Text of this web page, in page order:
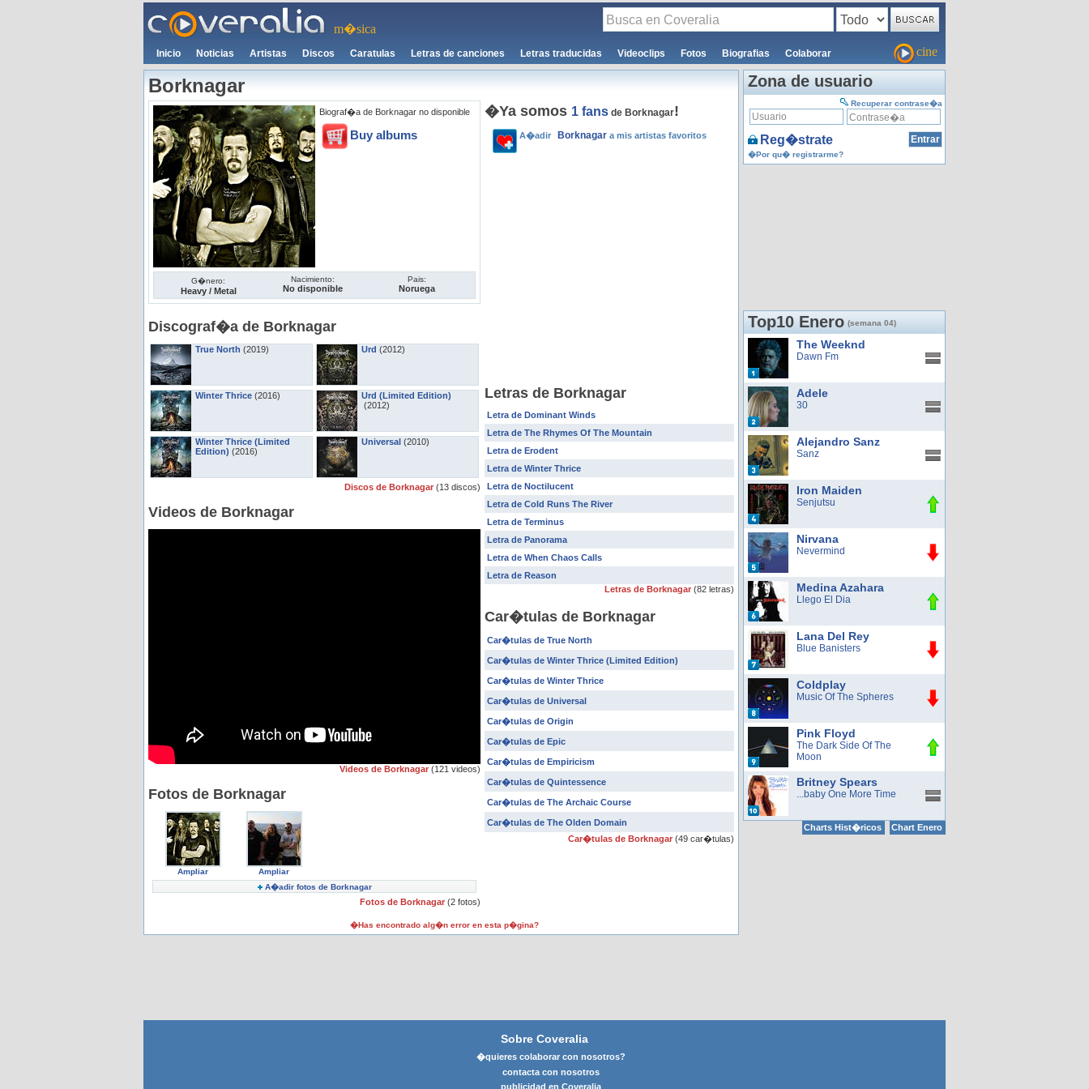
m�sica
Inicio Noticias Artistas Discos Caratulas Letras de canciones Letras traducidas Videoclips Fotos Biografias Colaborar cine
Borknagar
Biograf�a de Borknagar no disponible
Buy albums
G�nero:
Heavy / Metal
Nacimiento:
No disponible
Pais:
Noruega
Discograf�a de Borknagar
True North (2019)
Winter Thrice (2016)
Winter Thrice (Limited
Edition) (2016)
Urd (2012)
Urd (Limited Edition)
(2012)
Universal (2010)
Discos de Borknagar (13 discos)
Videos de Borknagar
Videos de Borknagar (121 videos)
Fotos de Borknagar
Ampliar
Ampliar
A�adir fotos de Borknagar
Fotos de Borknagar (2 fotos)
�Ya somos 1 fans de Borknagar!
A�adir Borknagar a mis artistas favoritos
Letras de Borknagar
Letra de Dominant Winds
Letra de The Rhymes Of The Mountain
Letra de Erodent
Letra de Winter Thrice
Letra de Noctilucent
Letra de Cold Runs The River
Letra de Terminus
Letra de Panorama
Letra de When Chaos Calls
Letra de Reason
Letras de Borknagar (82 letras)
Car�tulas de Borknagar
Car�tulas de True North
Car�tulas de Winter Thrice (Limited Edition)
Car�tulas de Winter Thrice
Car�tulas de Universal
Car�tulas de Origin
Car�tulas de Epic
Car�tulas de Empiricism
Car�tulas de Quintessence
Car�tulas de The Archaic Course
Car�tulas de The Olden Domain
Car�tulas de Borknagar (49 car�tulas)
�Has encontrado alg�n error en esta p�gina?
Zona de usuario
Recuperar contrase�a
Reg�strate
�Por qu� registrarme?
Top10 Enero (semana 04)
The Weeknd
Dawn Fm
Adele
30
Alejandro Sanz
Sanz
Iron Maiden
Senjutsu
Nirvana
Nevermind
Medina Azahara
Llego El Dia
Lana Del Rey
Blue Banisters
Coldplay
Music Of The Spheres
Pink Floyd
The Dark Side Of The
Moon
Britney Spears
...baby One More Time
Charts Hist�ricos Chart Enero
Sobre Coveralia
�quieres colaborar con nosotros?
contacta con nosotros
publicidad en Coveralia